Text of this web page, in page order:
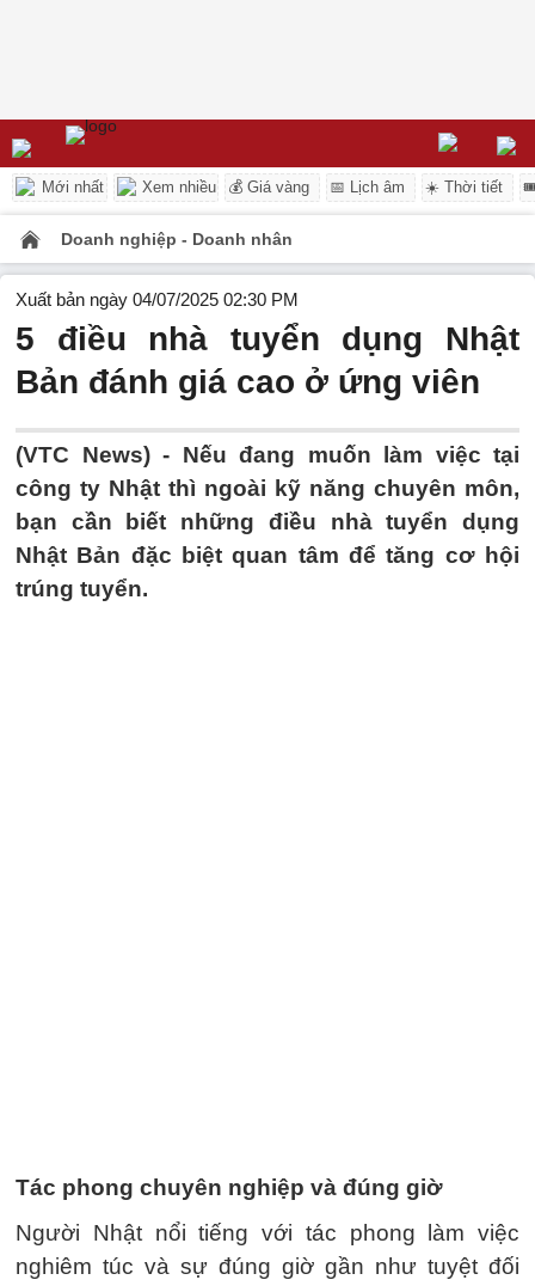
Mới nhất Xem nhiều 💰 Giá vàng 📅 Lịch âm ☀️ Thời tiết
Doanh nghiệp - Doanh nhân
Xuất bản ngày 04/07/2025 02:30 PM
5 điều nhà tuyển dụng Nhật
Bản đánh giá cao ở ứng viên
(VTC News) - Nếu đang muốn làm việc tại
công ty Nhật thì ngoài kỹ năng chuyên môn,
bạn cần biết những điều nhà tuyển dụng
Nhật Bản đặc biệt quan tâm để tăng cơ hội
trúng tuyển.
Tác phong chuyên nghiệp và đúng giờ
Người Nhật nổi tiếng với tác phong làm việc
nghiêm túc và sự đúng giờ gần như tuyệt đối